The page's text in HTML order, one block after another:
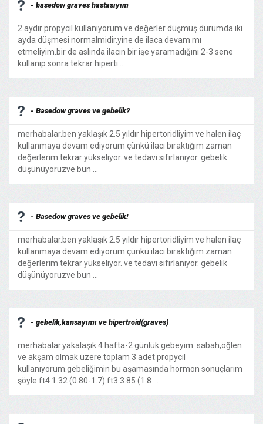
- basedow graves hastasıyım
2 aydır propycil kullanıyorum ve değerler düşmüş durumda.iki
ayda düşmesi normalmidir.yine de ilaca devam mı
etmeliyim.bir de aslında ilacın bir işe yaramadığını 2-3 sene
kullanıp sonra tekrar hiperti ...
- Basedow graves ve gebelik?
merhabalar.ben yaklaşık 2.5 yıldır hipertoridliyim ve halen ilaç
kullanmaya devam ediyorum çünkü ilacı bıraktığım zaman
değerlerim tekrar yükseliyor. ve tedavi sıfırlanıyor. gebelik
düşünüyoruzve bun ...
- Basedow graves ve gebelik!
merhabalar.ben yaklaşık 2.5 yıldır hipertoridliyim ve halen ilaç
kullanmaya devam ediyorum çünkü ilacı bıraktığım zaman
değerlerim tekrar yükseliyor. ve tedavi sıfırlanıyor. gebelik
düşünüyoruzve bun ...
- gebelik,kansayımı ve hipertroid(graves)
merhabalar.yakalaşık 4 hafta-2 günlük gebeyim. sabah,öğlen
ve akşam olmak üzere toplam 3 adet propycil
kullanıyorum.gebeliğimin bu aşamasında hormon sonuçlarım
şöyle ft4 1.32 (0.80-1.7) ft3 3.85 (1.8 ...